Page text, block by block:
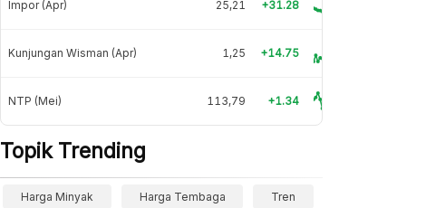
Impor (Apr) 25,21 +31.28
Kunjungan Wisman (Apr) 1,25 +14.75
NTP (Mei) 113,79 +1.34
Topik Trending
Harga Minyak Harga Tembaga Tren